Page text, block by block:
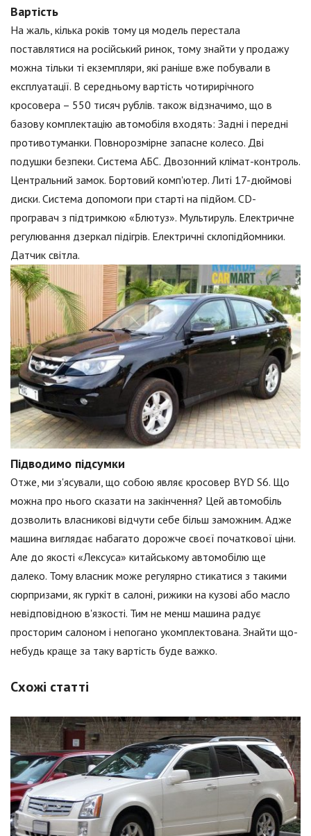
Вартість
На жаль, кілька років тому ця модель перестала
поставлятися на російський ринок, тому знайти у продажу
можна тільки ті екземпляри, які раніше вже побували в
експлуатації. В середньому вартість чотирирічного
кросовера – 550 тисяч рублів. також відзначимо, що в
базову комплектацію автомобіля входять: Задні і передні
противотуманки. Повнорозмірне запасне колесо. Дві
подушки безпеки. Система АБС. Двозонний клімат-контроль.
Центральний замок. Бортовий комп'ютер. Литі 17-дюймові
диски. Система допомоги при старті на підйом. CD-
програвач з підтримкою «Блютуз». Мультируль. Електричне
регулювання дзеркал підігрів. Електричні склопідйомники.
Датчик світла.
Підводимо підсумки
Отже, ми з'ясували, що собою являє кросовер BYD S6. Що
можна про нього сказати на закінчення? Цей автомобіль
дозволить власникові відчути себе більш заможним. Адже
машина виглядає набагато дорожче своєї початкової ціни.
Але до якості «Лексуса» китайському автомобілю ще
далеко. Тому власник може регулярно стикатися з такими
сюрпризами, як гуркіт в салоні, рижики на кузові або масло
невідповідною в'язкості. Тим не менш машина радує
просторим салоном і непогано укомплектована. Знайти що-
небудь краще за таку вартість буде важко.
Схожі статті